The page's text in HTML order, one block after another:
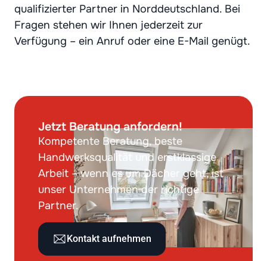
qualifizierter Partner in Norddeutschland. Bei
Fragen stehen wir Ihnen jederzeit zur
Verfügung – ein Anruf oder eine E-Mail genügt.
Jetzt Beratung anfordern!
Kompetente Beratung, beste
Handwerksqualität und erstklassige
Arbeit – wenn es um Dächer geht, ist
unser Unternehmen der richtige
Partner.
Kontakt aufnehmen